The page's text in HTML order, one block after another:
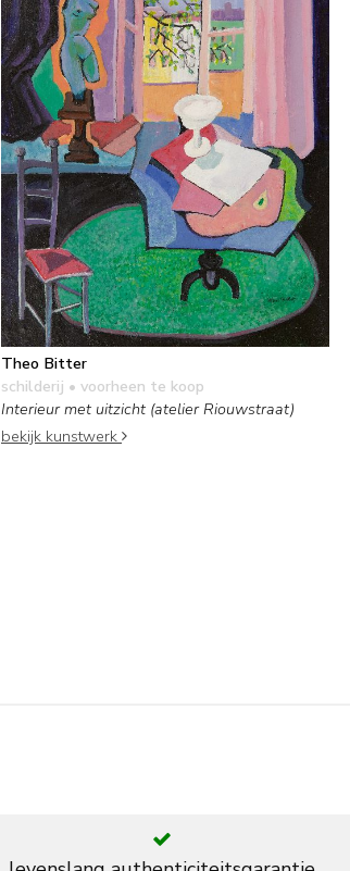
Theo Bitter
schilderij • voorheen te koop
Interieur met uitzicht (atelier Riouwstraat)
bekijk kunstwerk